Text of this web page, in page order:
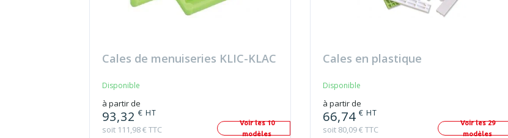
Cales de menuiseries KLIC-KLAC
Disponible
à partir de
93,32 € HT
soit 111,98 € TTC
Voir les 10
modèles
Cales en plastique
Disponible
à partir de
66,74 € HT
soit 80,09 € TTC
Voir les 29
modèles